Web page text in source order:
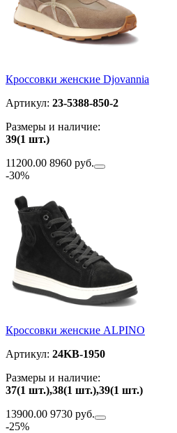
Кроссовки женские Djovannia
Артикул: 23-5388-850-2
Размеры и наличие:
39(1 шт.)
11200.00 8960 руб.
-30%
Кроссовки женские ALPINO
Артикул: 24KB-1950
Размеры и наличие:
37(1 шт.),38(1 шт.),39(1 шт.)
13900.00 9730 руб.
-25%